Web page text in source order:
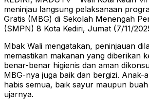
meninjau langsung pelaksanaan
Gratis (MBG) di Sekolah Menengah
(SMPN) 8 Kota Kediri, Jumat (7/11/
Mbak Wali mengatakan, peninjauan
memastikan makanan yang diberikan
benar-benar higienis dan aman
MBG-nya juga baik dan bergizi. Anak-
habis semua, baik sayur maupun buah
ujarnya.